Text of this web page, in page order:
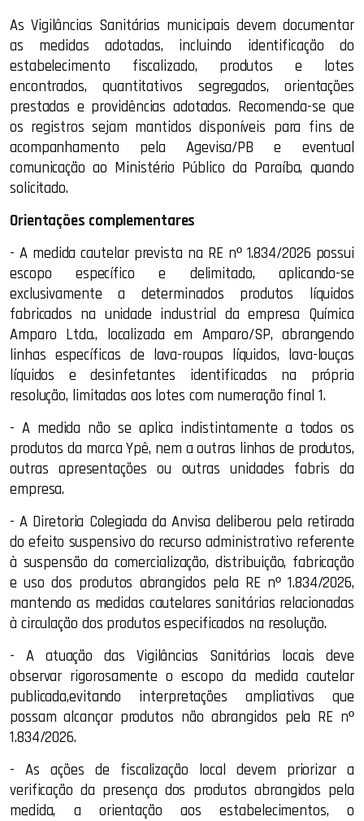
As Vigilâncias Sanitárias municipais devem documentar
as medidas adotadas, incluindo identificação do
estabelecimento fiscalizado, produtos e lotes
encontrados, quantitativos segregados, orientações
prestadas e providências adotadas. Recomenda-se que
os registros sejam mantidos disponíveis para fins de
acompanhamento pela Agevisa/PB e eventual
comunicação ao Ministério Público da Paraíba, quando
solicitado.
Orientações complementares
- A medida cautelar prevista na RE nº 1.834/2026 possui
escopo específico e delimitado, aplicando-se
exclusivamente a determinados produtos líquidos
fabricados na unidade industrial da empresa Química
Amparo Ltda., localizada em Amparo/SP, abrangendo
linhas específicas de lava-roupas líquidos, lava-louças
líquidos e desinfetantes identificadas na própria
resolução, limitadas aos lotes com numeração final 1.
- A medida não se aplica indistintamente a todos os
produtos da marca Ypê, nem a outras linhas de produtos,
outras apresentações ou outras unidades fabris da
empresa.
- A Diretoria Colegiada da Anvisa deliberou pela retirada
do efeito suspensivo do recurso administrativo referente
à suspensão da comercialização, distribuição, fabricação
e uso dos produtos abrangidos pela RE nº 1.834/2026,
mantendo as medidas cautelares sanitárias relacionadas
à circulação dos produtos especificados na resolução.
- A atuação das Vigilâncias Sanitárias locais deve
observar rigorosamente o escopo da medida cautelar
publicada,evitando interpretações ampliativas que
possam alcançar produtos não abrangidos pela RE nº
1.834/2026.
- As ações de fiscalização local devem priorizar a
verificação da presença dos produtos abrangidos pela
medida, a orientação aos estabelecimentos, o